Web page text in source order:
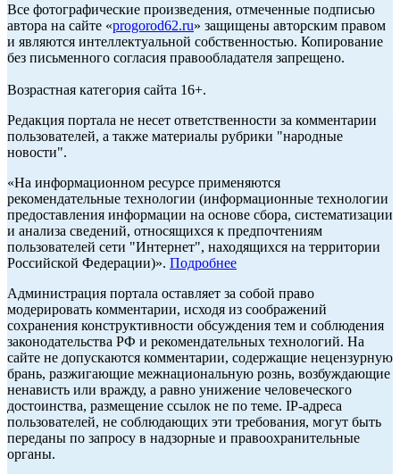
Все фотографические произведения, отмеченные подписью
автора на сайте «progorod62.ru» защищены авторским правом
и являются интеллектуальной собственностью. Копирование
без письменного согласия правообладателя запрещено.
Возрастная категория сайта 16+.
Редакция портала не несет ответственности за комментарии
пользователей, а также материалы рубрики "народные
новости".
«На информационном ресурсе применяются
рекомендательные технологии (информационные технологии
предоставления информации на основе сбора, систематизации
и анализа сведений, относящихся к предпочтениям
пользователей сети "Интернет", находящихся на территории
Российской Федерации)». Подробнее
Администрация портала оставляет за собой право
модерировать комментарии, исходя из соображений
сохранения конструктивности обсуждения тем и соблюдения
законодательства РФ и рекомендательных технологий. На
сайте не допускаются комментарии, содержащие нецензурную
брань, разжигающие межнациональную рознь, возбуждающие
ненависть или вражду, а равно унижение человеческого
достоинства, размещение ссылок не по теме. IP-адреса
пользователей, не соблюдающих эти требования, могут быть
переданы по запросу в надзорные и правоохранительные
органы.